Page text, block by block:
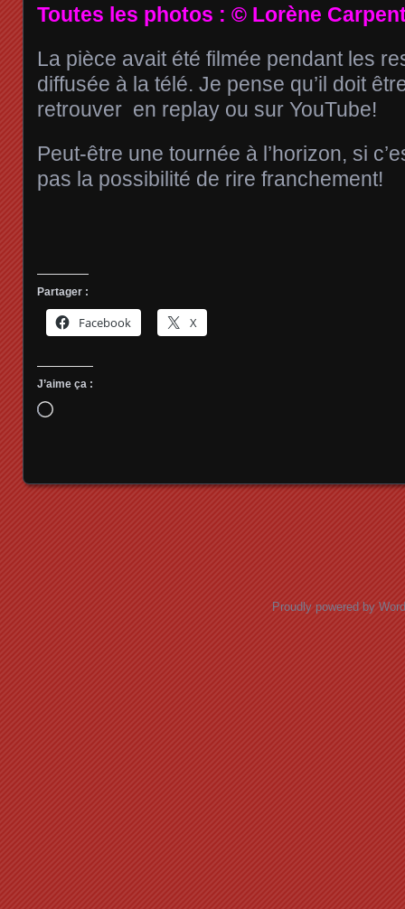
Toutes les photos : © Lorène
La pièce avait été filmée pendant les
diffusée à la télé. Je pense qu’il doit
retrouver en replay ou sur YouTube!
Peut-être une tournée à l’horizon, si
pas la possibilité de rire franchement!
Partager :
Facebook X
J’aime ça :
Chargement…
Proudly powered by